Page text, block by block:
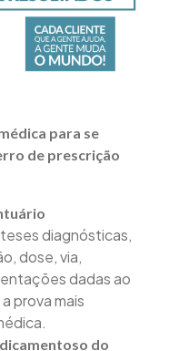
para se
de prescrição
diagnósticas,
dose, via,
dadas ao
prova mais
do